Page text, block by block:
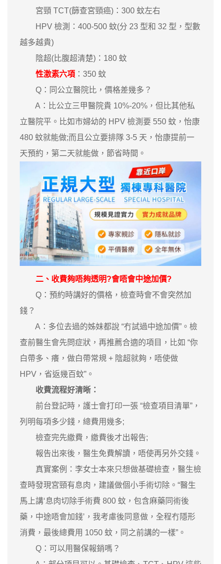
宮頸 TCT(篩查宮頸癌)：300 蚊左右
HPV 檢測：400-500 蚊(分 23 型和 32 型，型數
越多越貴)
陰超(比腹超清楚)：180 蚊
性激素六項 ：350 蚊
Q：同公立醫院比，價格差幾多？
A：比公立三甲醫院貴 10%-20%，但比其他私
立醫院平。比如市婦幼的 HPV 檢測要 550 蚊，怡康
480 蚊就能做;而且公立要排隊 3-5 天，怡康提前一
天預約，第二天就能做，節省時間。
二、收費夠唔夠透明?會唔會中途加價?
Q：預約時講好的價格，檢查時會不會突然加
錢？
A：多位去過的姊妹都說 “冇試過中途加價”。檢
查前醫生會先問症狀，再推薦合適的項目，比如 “你
白帶多、癢，做白帶常規 + 陰超就夠，唔使做
HPV，省返幾百蚊”。
收費流程好清晰：
前台登記時，護士會打印一張 “檢查項目清單”，
列明每項多少錢，總費用幾多;
檢查完先繳費，繳費後才出報告;
報告出來後，醫生免費解讀，唔使再另外交錢。
真實案例：李女士本來只想做基礎檢查，醫生檢
查時發現宮頸有息肉，建議做個小手術切除。“醫生
馬上講‘息肉切除手術費 800 蚊，包含麻藥同術後
藥，中途唔會加錢’，我考慮後同意做，全程冇隱形
消費，最後總費用 1050 蚊，同之前講的一樣”。
Q：可以用醫保報銷嗎？